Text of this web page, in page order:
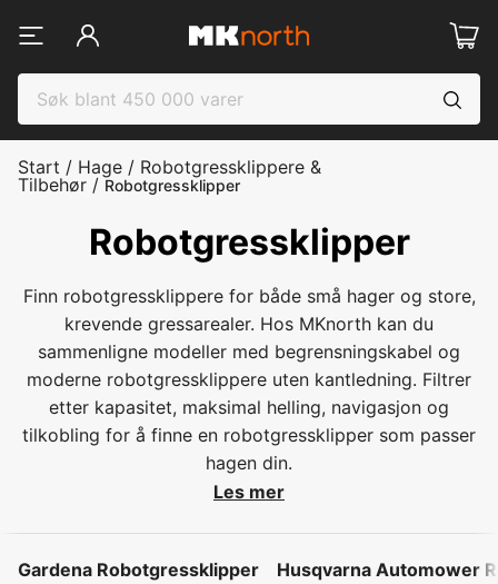
Start / Hage / Robotgressklippere &
Tilbehør / Robotgressklipper
Robotgressklipper
Finn robotgressklippere for både små hager og store,
krevende gressarealer. Hos MKnorth kan du
sammenligne modeller med begrensningskabel og
moderne robotgressklippere uten kantledning. Filtrer
etter kapasitet, maksimal helling, navigasjon og
tilkobling for å finne en robotgressklipper som passer
hagen din.
Les mer
Gardena Robotgressklipper Husqvarna Automower